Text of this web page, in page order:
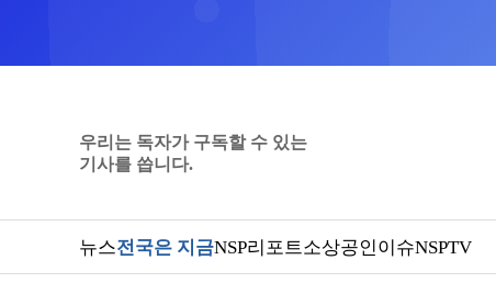
우리는 독자가 구독할 수 있는
기사를 씁니다.
뉴스전국은 지금NSP리포트소상공인이슈NSPTV